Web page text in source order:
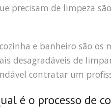
precisam de limpeza
e banheiro são
desagradáveis de
contratar um
é o processo de